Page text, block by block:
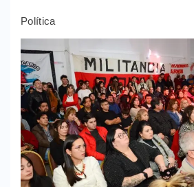
Política